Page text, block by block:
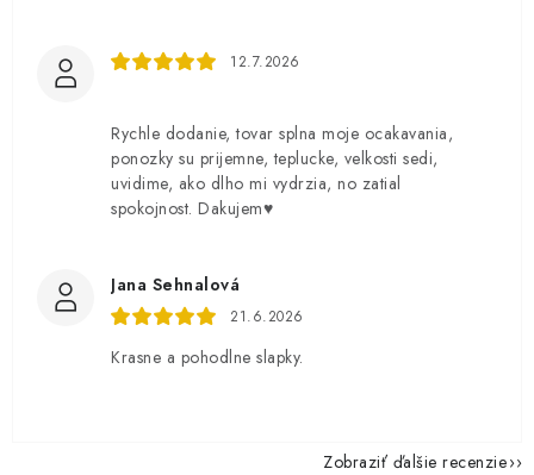
12.7.2026
Rychle dodanie, tovar splna moje ocakavania,
ponozky su prijemne, teplucke, velkosti sedi,
uvidime, ako dlho mi vydrzia, no zatial
spokojnost. Dakujem♥️
Jana Sehnalová
21.6.2026
Krasne a pohodlne slapky.
Zobraziť ďalšie recenzie